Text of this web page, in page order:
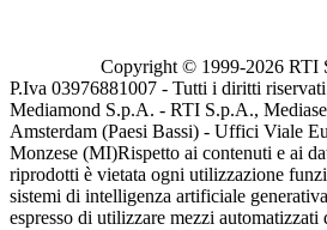
Copyright © 1999-2026 RTI
P.Iva 03976881007 - Tutti i diritti
Mediamond S.p.A. - RTI S.p.A.,
Amsterdam (Paesi Bassi) - Uffici Viale
Monzese (MI)Rispetto ai contenuti e ai
riprodotti è vietata ogni utilizzazione
sistemi di intelligenza artificiale
espresso di utilizzare mezzi automatizzati